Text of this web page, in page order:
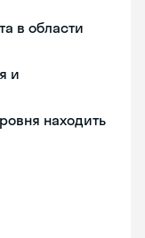
в области
и
находить